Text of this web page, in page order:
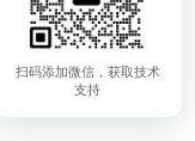
扫码添加微信，获取技术
支持